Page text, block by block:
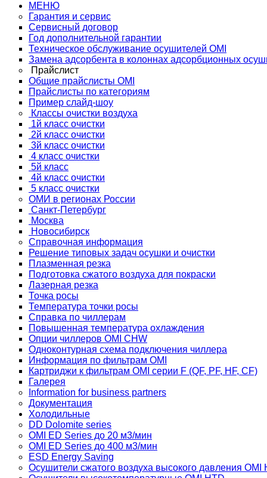
МЕНЮ
Гарантия и сервис
Сервисный договор
Год дополнительной гарантии
Техническое обслуживание осушителей OMI
Замена адсорбента в колоннах адсорбционных
Прайслист
Общие прайслисты OMI
Прайслисты по категориям
Пример слайд-шоу
Классы очистки воздуха
1й класс очистки
2й класс очистки
3й класс очистки
4 класс очистки
5й класс
4й класс очистки
5 класс очистки
ОМИ в регионах России
Санкт-Петербург
Москва
Новосибирск
Справочная информация
Решение типовых задач осушки и очистки
Плазменная резка
Подготовка сжатого воздуха для покраски
Лазерная резка
Точка росы
Температура точки росы
Справка по чиллерам
Повышенная температура охлаждения
Опции чиллеров OMI CHW
Одноконтурная схема подключения чиллера
Информация по фильтрам OMI
Картриджи к фильтрам OMI серии F (QF, PF, HF, CF)
Галерея
Information for business partners
Документация
Холодильные
DD Dolomite series
OMI ED Series до 20 м3/мин
OMI ED Series до 400 м3/мин
ESD Energy Saving
Осушители сжатого воздуха высокого давления OMI